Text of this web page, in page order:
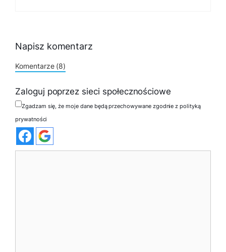
Napisz komentarz
Komentarze (8)
Zaloguj poprzez sieci społecznościowe
Zgadzam się, że moje dane będą przechowywane zgodnie z polityką
prywatności